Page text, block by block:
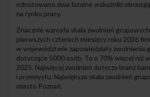
odnotowano dwa fatalne wskaźniki
na rynku pracy.
Znacznie wzrosła skala zwolnień
pierwszych czterech miesięcy roku 2026
w województwie zapowiedziały zwolnienia
dotyczące 5000 osób. To o 70% więcej niż
2025. Najwięcej zwolnień dotyczy branż
i przemysłu. Największa skala zwolnień
miasto Poznań.